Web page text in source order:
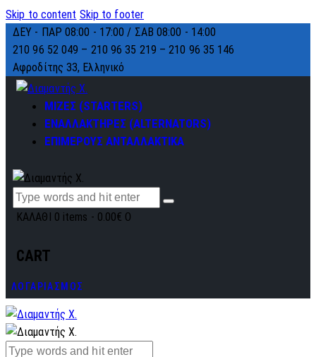
Skip to content Skip to footer
ΔΕΥ - ΠΑΡ 08:00 - 17:00 / ΣΑΒ 08:00 - 14:00
210 96 52 049 – 210 96 35 219 –210 96 35 146
Αφροδίτης 33, Ελληνικό
ΜΙΖΕΣ (STARTERS)
ΕΝΑΛΛΑΚΤΗΡΕΣ (ALTERNATORS)
ΕΠΙΜΕΡΟΥΣ ΑΝΤΑΛΛΑΚΤΙΚΑ
ΚΑΛΑΘΙ 0 items - 0.00€ 0
CART
ΛΟΓΑΡΙΑΣΜΟΣ